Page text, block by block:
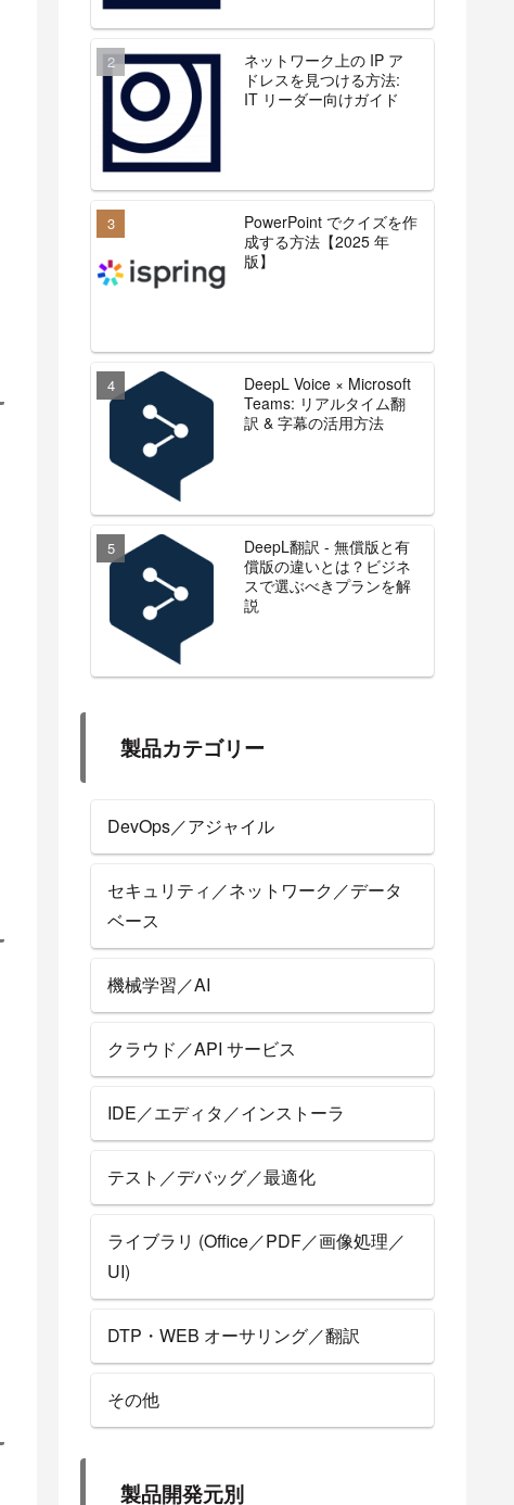
ネットワーク上の IP ア
ドレスを見つける方法:
IT リーダー向けガイド
PowerPoint でクイズを作
成する方法【2025 年
版】
DeepL Voice × Microsoft
Teams: リアルタイム翻
訳 & 字幕の活用方法
DeepL翻訳 - 無償版と有
償版の違いとは？ビジネ
スで選ぶべきプランを解
説
製品カテゴリー
DevOps／アジャイル
セキュリティ／ネットワーク／データ
ベース
機械学習／AI
クラウド／API サービス
IDE／エディタ／インストーラ
テスト／デバッグ／最適化
ライブラリ (Office／PDF／画像処理／
UI)
DTP・WEB オーサリング／翻訳
その他
製品開発元別